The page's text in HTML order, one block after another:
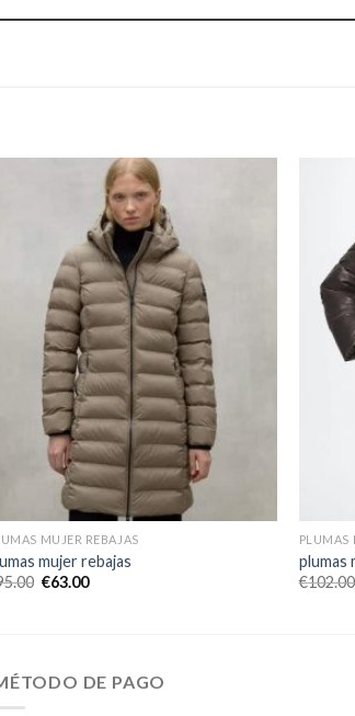
MUJER REBAJAS
mujer rebajas
€63.00
PLUMAS
plumas
€102.00
DE PAGO